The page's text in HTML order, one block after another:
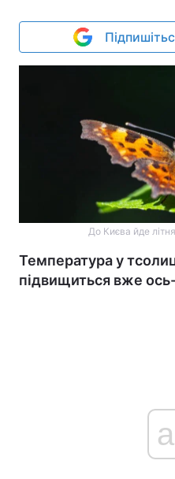
До Києва йде
Температура у
підвищиться вже